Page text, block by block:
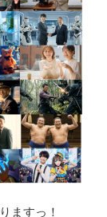
ますっ！